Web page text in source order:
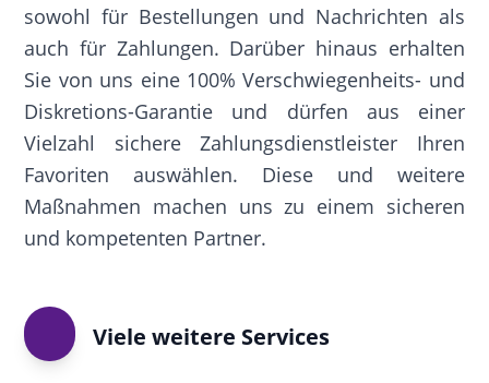
sowohl für Bestellungen und Nachrichten als
auch für Zahlungen. Darüber hinaus erhalten
Sie von uns eine 100% Verschwiegenheits- und
Diskretions-Garantie und dürfen aus einer
Vielzahl sichere Zahlungsdienstleister Ihren
Favoriten auswählen. Diese und weitere
Maßnahmen machen uns zu einem sicheren
und kompetenten Partner.
Viele weitere Services